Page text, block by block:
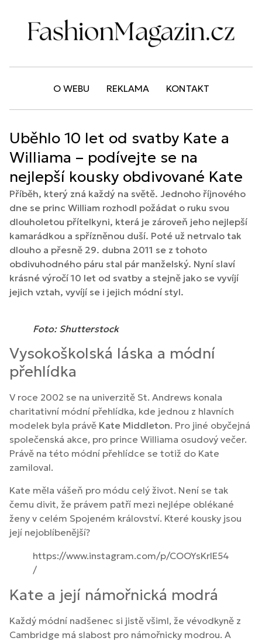
O WEBU REKLAMA KONTAKT
Uběhlo 10 let od svatby Kate a
Williama – podívejte se na
nejlepší kousky obdivované Kate
Příběh, který zná každý na světě. Jednoho říjnového
dne se princ William rozhodl požádat o ruku svou
dlouholetou přítelkyni, která je zároveň jeho nejlepší
kamarádkou a spřízněnou duší. Poté už netrvalo tak
dlouho a přesně 29. dubna 2011 se z tohoto
obdivuhodného páru stal pár manželský. Nyní slaví
krásné výročí 10 let od svatby a stejně jako se vyvíjí
jejich vztah, vyvíjí se i jejich módní styl.
Foto: Shutterstock
Vysokoškolská láska a módní
přehlídka
V roce 2002 se na univerzitě St. Andrews konala
charitativní módní přehlídka, kde jednou z hlavních
modelek byla právě Kate Middleton. Pro jiné obyčejná
společenská akce, pro prince Williama osudový večer.
Právě na této módní přehlídce se totiž do Kate
zamiloval.
Kate měla vášeň pro módu celý život. Není se tak
čemu divit, že právem patří mezi nejlépe oblékané
ženy v celém Spojeném království. Které kousky jsou
její nejoblíbenější?
https://www.instagram.com/p/COOYsKrlE54
/
Kate a její námořnická modrá
Každý módní nadšenec si jistě všiml, že vévodkyně z
Cambridge má slabost pro námořnicky modrou. A